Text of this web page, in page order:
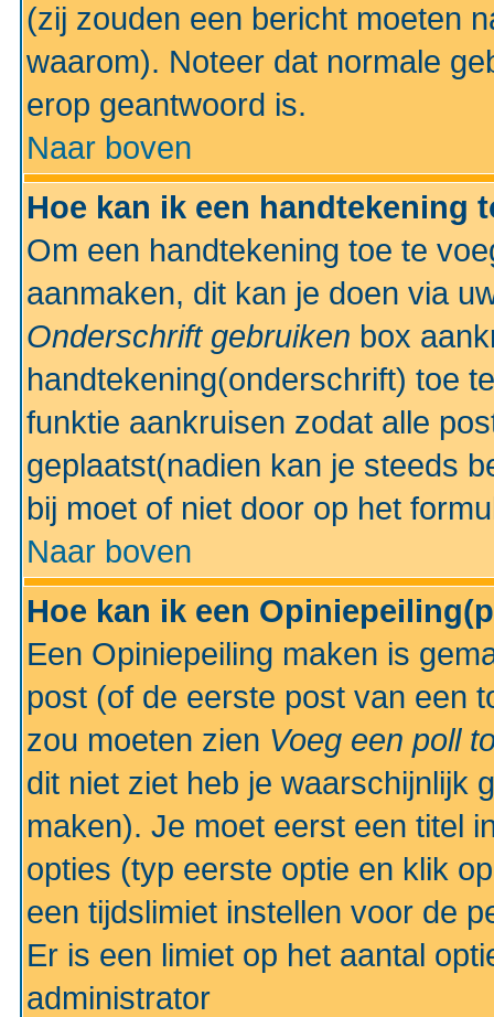
(zij zouden een bericht moeten
waarom). Noteer dat normale
erop geantwoord is.
Naar boven
Hoe kan ik een handtekening
Om een handtekening toe te
aanmaken, dit kan je doen via
Onderschrift gebruiken box
handtekening(onderschrift) toe
funktie aankruisen zodat alle
geplaatst(nadien kan je steeds
bij moet of niet door op het
Naar boven
Hoe kan ik een
Een Opiniepeiling maken is
post (of de eerste post van een
zou moeten zien Voeg een poll
dit niet ziet heb je waarschijnlijk
maken). Je moet eerst een titel
opties (typ eerste optie en klik
een tijdslimiet instellen voor de
Er is een limiet op het aantal
administrator